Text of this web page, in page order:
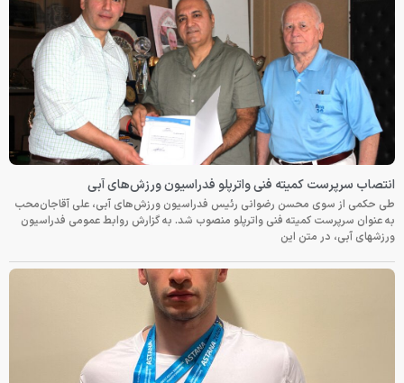
انتصاب سرپرست کمیته فنی واترپلو فدراسیون ورزش‌های آبی
طی حکمی از سوی محسن رضوانی رئیس فدراسیون ورزش‌های آبی، علی آقاجان‌محب
به عنوان سرپرست کمیته فنی واترپلو منصوب شد. به گزارش روابط عمومی فدراسیون
ورزشهای آبی، در متن این